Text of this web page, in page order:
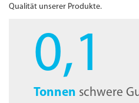
Qualität unserer Produkte.
0,1
Tonnen schwere